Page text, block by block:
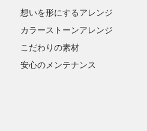
想いを形にするアレンジ
カラーストーンアレンジ
こだわりの素材
安心のメンテナンス